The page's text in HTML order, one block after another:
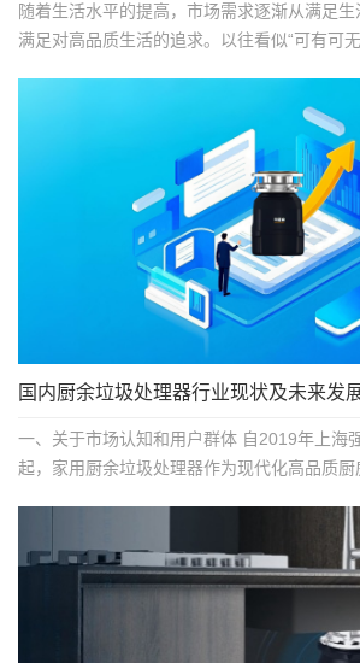
随着生活水平的提高，市场需求逐渐从满足生
满足对高品质生活的追求。以往看似“可有可
国内厨余垃圾处理器行业现状及未来发
一、关于市场认知和用户群体 自2019年上海
起，家用厨余垃圾处理器作为现代化高品质厨